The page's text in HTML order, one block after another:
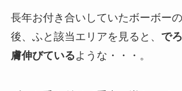
長年お付き合いしていたボーボー
後、ふと該当エリアを見ると、 で
膚伸びているような・・・。